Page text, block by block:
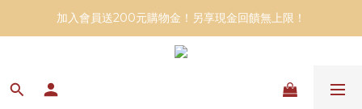
加入會員送200元購物金！另享現金回饋無上限！